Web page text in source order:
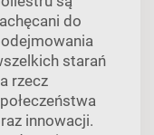
do
starań
rzecz
innowacji.